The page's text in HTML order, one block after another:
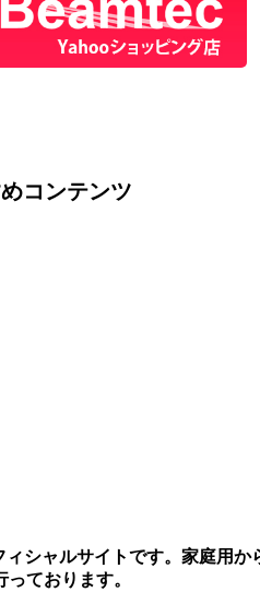
コンテンツ
シャルサイトです。家庭用か
ております。